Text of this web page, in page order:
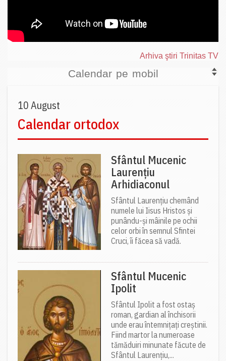
Arhiva ştiri Trinitas TV
Calendar pe mobil
10 August
Calendar ortodox
Sfântul Mucenic
Laurențiu
Arhidiaconul
Sfântul Laurențiu chemând
numele lui Iisus Hristos și
punându-și mâinile pe ochii
celor orbi în semnul Sfintei
Cruci, îi făcea să vadă.
Sfântul Mucenic
Ipolit
Sfântul Ipolit a fost ostaș
roman, gardian al închisorii
unde erau întemnițați creștinii.
Fiind martor la numeroase
tămăduiri minunate făcute de
Sfântul Laurențiu,...